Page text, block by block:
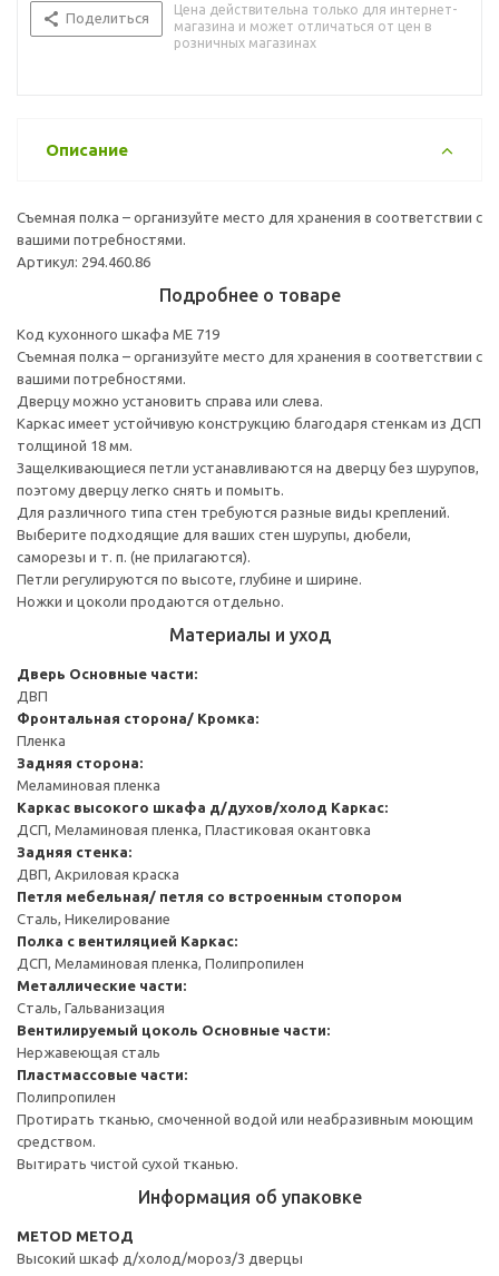
Поделиться
Цена действительна только для интернет-
магазина и может отличаться от цен в
розничных магазинах
Описание
Съемная полка – организуйте место для хранения в соответствии с
вашими потребностями.
Артикул: 294.460.86
Подробнее о товаре
Код кухонного шкафа ME 719
Съемная полка – организуйте место для хранения в соответствии с
вашими потребностями.
Дверцу можно установить справа или слева.
Каркас имеет устойчивую конструкцию благодаря стенкам из ДСП
толщиной 18 мм.
Защелкивающиеся петли устанавливаются на дверцу без шурупов,
поэтому дверцу легко снять и помыть.
Для различного типа стен требуются разные виды креплений.
Выберите подходящие для ваших стен шурупы, дюбели,
саморезы и т. п. (не прилагаются).
Петли регулируются по высоте, глубине и ширине.
Ножки и цоколи продаются отдельно.
Материалы и уход
Дверь Основные части:
ДВП
Фронтальная сторона/ Кромка:
Пленка
Задняя сторона:
Меламиновая пленка
Каркас высокого шкафа д/духов/холод Каркас:
ДСП, Меламиновая пленка, Пластиковая окантовка
Задняя стенка:
ДВП, Акриловая краска
Петля мебельная/ петля со встроенным стопором
Сталь, Никелирование
Полка с вентиляцией Каркас:
ДСП, Меламиновая пленка, Полипропилен
Металлические части:
Сталь, Гальванизация
Вентилируемый цоколь Основные части:
Нержавеющая сталь
Пластмассовые части:
Полипропилен
Протирать тканью, смоченной водой или неабразивным моющим
средством.
Вытирать чистой сухой тканью.
Информация об упаковке
METOD МЕТОД
Высокий шкаф д/холод/мороз/3 дверцы